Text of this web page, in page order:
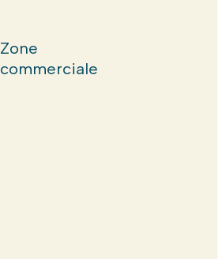
Zone
commerciale